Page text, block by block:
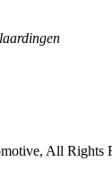
All Rights